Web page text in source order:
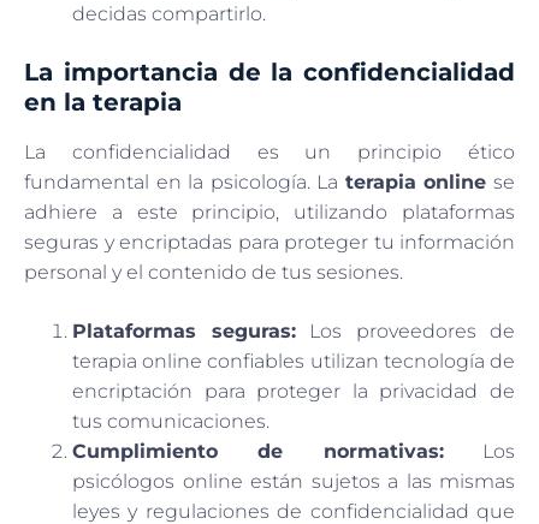
decidas compartirlo.
La importancia de la confidencialidad
en la terapia
La confidencialidad es un principio ético
fundamental en la psicología. La terapia online se
adhiere a este principio, utilizando plataformas
seguras y encriptadas para proteger tu información
personal y el contenido de tus sesiones.
Plataformas seguras:Los proveedores de
terapia online confiables utilizan tecnología de
encriptación para proteger la privacidad de
tus comunicaciones.
Cumplimiento de normativas:Los
psicólogos online están sujetos a las mismas
leyes y regulaciones de confidencialidad que